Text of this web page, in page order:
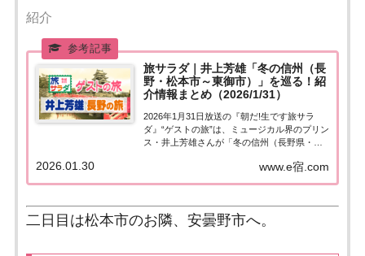
紹介
旅サラダ｜井上芳雄「冬の信州（長
野・松本市～東御市）」を巡る！紹
介情報まとめ（2026/1/31）
2026年1月31日放送の『朝だ!生です旅サラ
ダ』“ゲストの旅”は、ミュージカル界のプリン
ス・井上芳雄さんが「冬の信州（長野県・松
たグルメなど、紹介された情報をまとめまし
た。くわしい情報はこちら！井上芳雄「長野
www.e宿.com
2026.01.30
二日目は松本市のお隣、安曇野市へ。